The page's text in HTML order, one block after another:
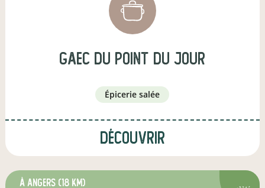
gaec du point du jour
épicerie salée
Découvrir
à Angers (18 km)